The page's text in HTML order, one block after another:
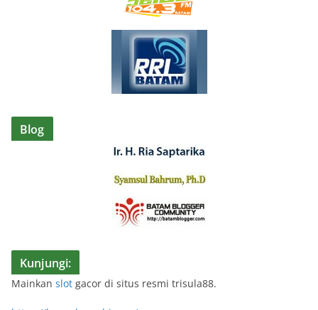
Blog
Kunjungi:
Mainkan slot gacor di situs resmi trisula88.